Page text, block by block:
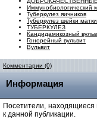
Иммунобиологический
Туберкулез яичников
Туберкулез шейки матки
ТУБЕРКУЛЕЗ
Кандидамикозный
Гонорейный вульвит
Вульвит
Комментарии (0)
Информация
Посетители, находящиеся
к данной публикации.